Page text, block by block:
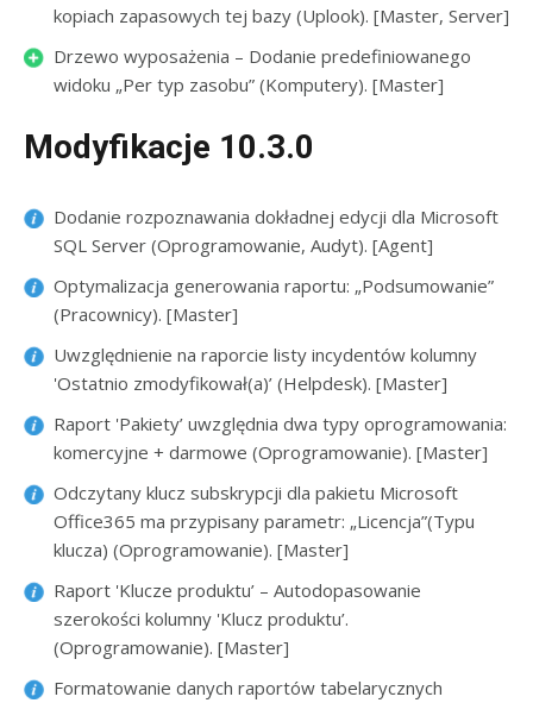
kopiach zapasowych tej bazy (Uplook). [Master, Server]
Drzewo wyposażenia – Dodanie predefiniowanego
widoku „Per typ zasobu” (Komputery). [Master]
Modyfikacje 10.3.0
Dodanie rozpoznawania dokładnej edycji dla Microsoft
SQL Server (Oprogramowanie, Audyt). [Agent]
Optymalizacja generowania raportu: „Podsumowanie”
(Pracownicy). [Master]
Uwzględnienie na raporcie listy incydentów kolumny
'Ostatnio zmodyfikował(a)’ (Helpdesk). [Master]
Raport 'Pakiety’ uwzględnia dwa typy oprogramowania:
komercyjne + darmowe (Oprogramowanie). [Master]
Odczytany klucz subskrypcji dla pakietu Microsoft
Office365 ma przypisany parametr: „Licencja”(Typu
klucza) (Oprogramowanie). [Master]
Raport 'Klucze produktu’ – Autodopasowanie
szerokości kolumny 'Klucz produktu’.
(Oprogramowanie). [Master]
Formatowanie danych raportów tabelarycznych